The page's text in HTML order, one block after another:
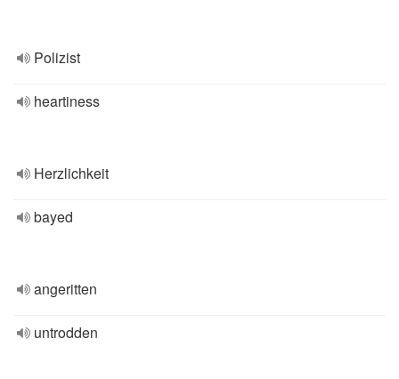
Polizist
heartiness
Herzlichkeit
bayed
angeritten
untrodden